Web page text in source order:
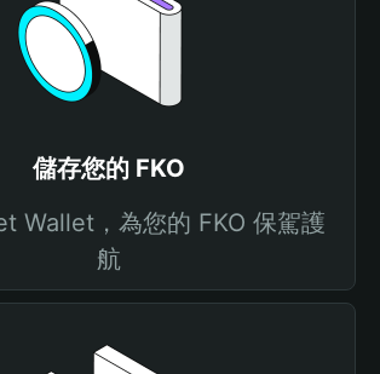
儲存您的 FKO
Wallet，為您的 FKO 保駕護
航